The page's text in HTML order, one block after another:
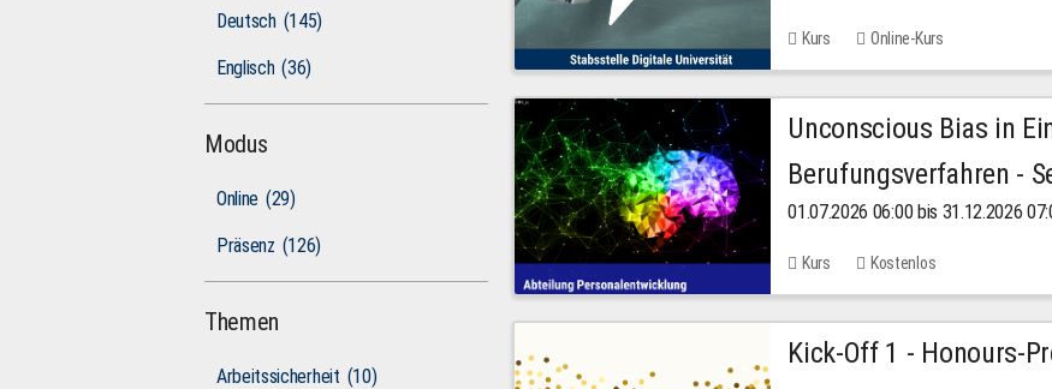
Deutsch (145)
Englisch (36)
Modus
Online (29)
Präsenz (126)
Themen
Arbeitssicherheit (10)
Kurs Online-Kurs
Unconscious Bias in
Berufungsverfahren -
2026
01.07.2026 06:00 bis 31.12.2026
Kurs Kostenlos
Kick-Off 1 - Honours-